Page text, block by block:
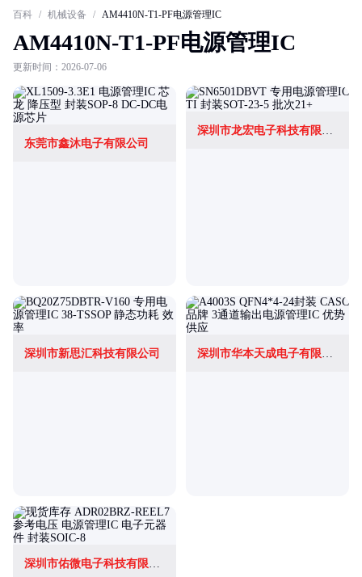
百科 / 机械设备 / AM4410N-T1-PF电源管理IC
AM4410N-T1-PF电源管理IC
更新时间：2026-07-06
东莞市鑫沐电子有限公司
深圳市龙宏电子科技有限公司
深圳市新思汇科技有限公司 深圳市华本天成电子有限公司
深圳市佑微电子科技有限公司